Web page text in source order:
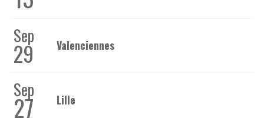
Sep
29 Valenciennes
Sep
27 Lille